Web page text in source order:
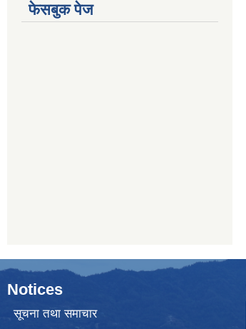
फेसबुक पेज
Notices
सूचना तथा समाचार